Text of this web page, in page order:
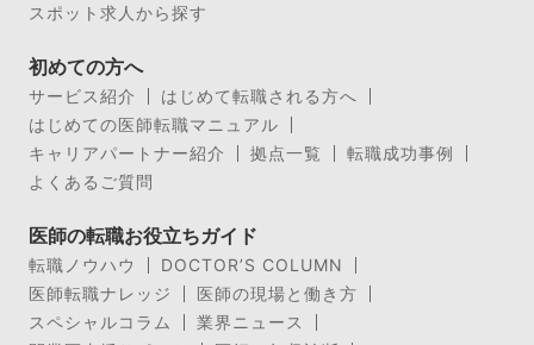
スポット求人から探す
初めての方へ
サービス紹介
はじめて転職される方へ
はじめての医師転職マニュアル
キャリアパートナー紹介
拠点一覧
転職成功事例
よくあるご質問
医師の転職お役立ちガイド
転職ノウハウ
DOCTOR’S COLUMN
医師転職ナレッジ
医師の現場と働き方
スペシャルコラム
業界ニュース